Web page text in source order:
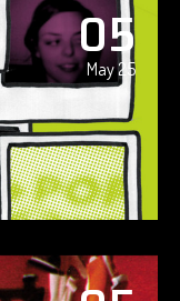
05
May 25